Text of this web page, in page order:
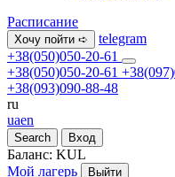
Расписание
Хочу пойти ➪
telegram
+38(050)050-20-61
+38(050)050-20-61
+38(093)090-88-48
ru
uaen
Search Вход
Баланс: KUL
Мой лагерь
Выйти